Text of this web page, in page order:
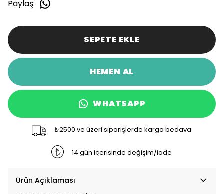
Paylaş:
SEPETE EKLE
HEMEN AL
WHATSAPP
₺2500 ve üzeri siparişlerde kargo bedava
14 gün içerisinde değişim/iade
Ürün Açıklaması